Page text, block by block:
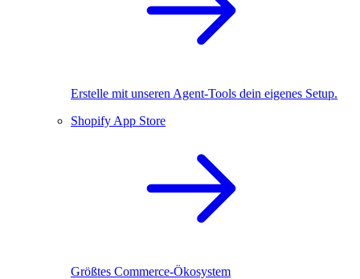
Erstelle mit unseren Agent-Tools dein eigenes Setup.
Shopify App Store
Größtes Commerce-Ökosystem